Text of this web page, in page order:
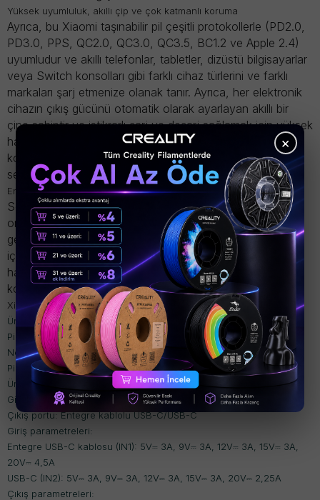
Yüksek uyumluluk, akıllı çip ve çok katmanlı koruma
Ayrıca, bu Xiaomi taşınabilir pil çeşitli protokollerle (PD2.0,
PD3.0, PPS, QC2.0, QC3.0, QC3.5, BC1.2 ve Apple 2.4)
uyumludur ve akıllı telefonlar, tabletler, dizüstü bilgisayarlar
veya Switch konsolları gibi farklı cihaz türlerini ve farklı
markaları şarj etmenize olanak tanır. Ayrıca, her elektronik
cihazın çıkış gücünü otomatik olarak ayarlayan akıllı bir
çipesahiptir ve istikrarlı şarj ve deşarj sağlamak için yüksek
hassasiyetli bir
sıcaklık monitörüyle birlikte çalışır.
Çoklu
koruma katmanları
sayesinde güvenilir ve uzun ömürlü bir
seçenektir.
Entegre kablo, depolama yuvası ve renkli ekran
Son olarak, bu Xiaomi powerbank, ek kablo ihtiyacını
ortadan kaldıranentegre bir şarj kablosuyla birlikte
geliyor. Yuvalı tasarımısayesinde kablo, kolay taşınabilirlik
için bir askı gibi saklanabiliyor. Ayrıca, her şarj işlemi
hakkında net ve okunaklı bilgiler sağlamakiçin
kodlu
bir ekrana da sahip .
Xiaomi 165W Power Bank 10000 Teknik Özellikleri (Dahili Kablo):
Ürün modeli: PB1165M
Pil türü: Lityum iyon pil
Nominal kapasite: 5500 mAh (5 V/4 A)
Pil gücü: 36 Wh
Üründe dört adet dahili 2500 mAh pil bulunmaktadır
Giriş portu: Entegre kablolu USB-C/USB-C
Çıkış portu: Entegre kablolu USB-C/USB-C
Giriş parametreleri:
Entegre USB-C kablosu (IN1): 5V⎓ 3A, 9V⎓ 3A, 12V⎓ 3A, 15V⎓ 3A,
20V⎓ 4,5A
USB-C (IN2): 5V⎓ 3A, 9V⎓ 3A, 12V⎓ 3A, 15V⎓ 3A, 20V⎓ 2,25A
Çıkış parametreleri:
×